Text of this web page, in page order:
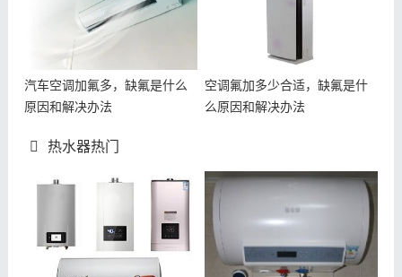
汽车空调加氟多，缺氟是什么
原因和解决办法
空调氟加多少合适，缺氟是什
么原因和解决办法
热水器热门